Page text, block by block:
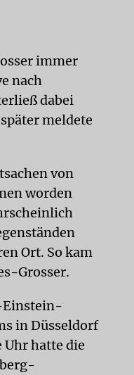
immer
nach
dabei
meldete
von
worden
Ort. So kam
Grosser.
Einstein-
in Düsseldorf
hatte die